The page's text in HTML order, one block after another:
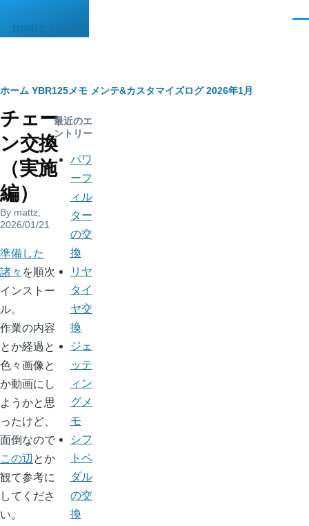
mattz.xii.jp
パ
ン
く
ず
ホーム YBR125メモ メンテ&カスタマイズログ 2026年1月
チェー
ン交換
（実施
編）
By mattz
2026/01/21
body
準備した
諸々 を順次
インストー
ル。
作業の内容
とか経過と
色々画像と
か動画にし
ようかと思
ったけど、
面倒なので
この辺とか
観て参考に
してくださ
い。
最近のエ
ントリー
パワ
ーフ
ィル
ター
の交
換
リヤ
タイ
ヤ交
換
ジェ
ッテ
ィン
グメ
モ
シフ
トペ
ダル
の交
換